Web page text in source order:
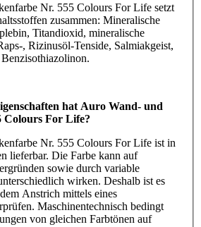
Nr. 555 Colours For Life setzt
zusammen: Mineralische
Titandioxid, mineralische
, Rizinusöl-Tenside, Salmiakgeist,
hat Auro Wand- und
Colours For Life?
Nr. 555 Colours For Life ist in
lieferbar. Die Farbe kann auf
sowie durch variable
wirken. Deshalb ist es
Anstrich mittels eines
Maschinentechnisch bedingt
von gleichen Farbtönen auf